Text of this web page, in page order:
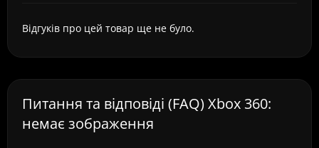
Відгуків про цей товар ще не було.
Питання та відповіді (FAQ) Xbox 360:
немає зображення